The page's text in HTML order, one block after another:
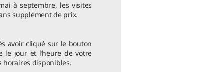
à septembre, les visites
supplément de prix.
avoir cliqué sur le bouton
le jour et l’heure de votre
horaires disponibles.